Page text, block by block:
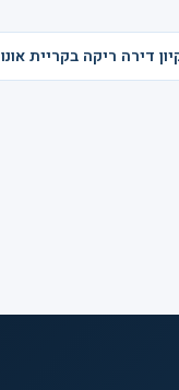
דירה ריקה בקריית אונו